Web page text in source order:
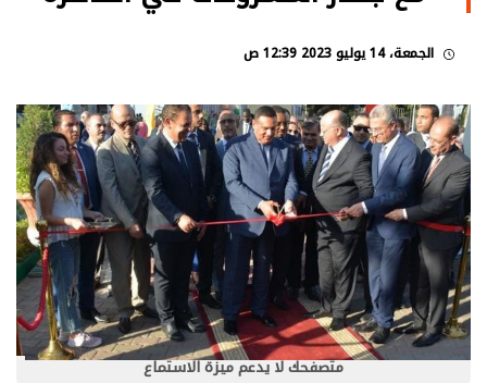
الجمعة، 14 يوليو 2023 12:39 ص
متصفحك لا يدعم ميزة الاستماع